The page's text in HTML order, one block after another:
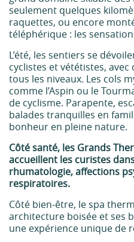
seulement quelques
raquettes, ou encore
téléphérique : les
L’été, les sentiers se
cyclistes et vététistes,
tous les niveaux. Les cols
comme l’Aspin ou le
de cyclisme. Parapente,
balades tranquilles en
bonheur en pleine nature.
Côté santé, les Grands
accueillent les curistes
rhumatologie, affections
respiratoires.
Côté bien-être, le spa
architecture boisée et ses
une expérience unique de